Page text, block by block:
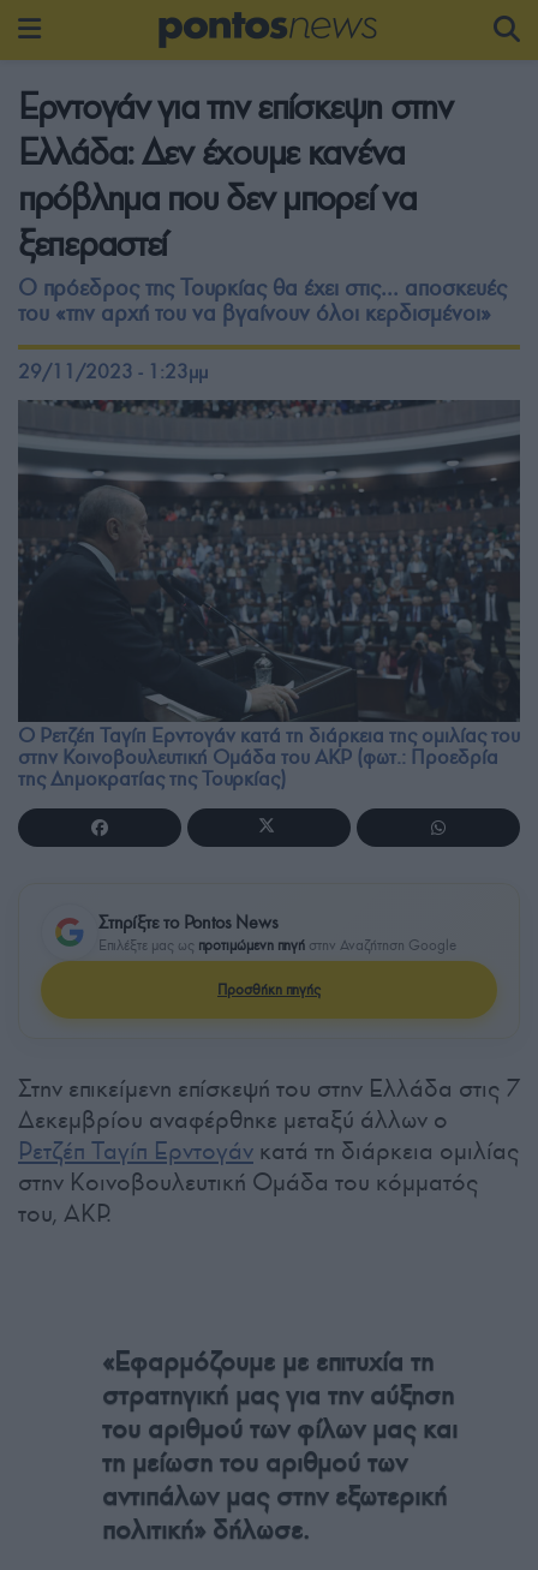
Ερντογάν για την επίσκεψη στην
Ελλάδα: Δεν έχουμε κανένα
πρόβλημα που δεν μπορεί να
ξεπεραστεί
Ο πρόεδρος της Τουρκίας θα έχει στις... αποσκευές
του «την αρχή του να βγαίνουν όλοι κερδισμένοι»
29/11/2023 - 1:23μμ
Ο Ρετζέπ Ταγίπ Ερντογάν κατά τη διάρκεια της ομιλίας του
στην Κοινοβουλευτική Ομάδα του AKP (φωτ.: Προεδρία
της Δημοκρατίας της Τουρκίας)
Στηρίξτε το Pontos News
Επιλέξτε μας ως προτιμώμενη πηγή στην Αναζήτηση Google
Προσθήκη πηγής
Στην επικείμενη επίσκεψή του στην Ελλάδα στις 7
Δεκεμβρίου αναφέρθηκε μεταξύ άλλων ο
Ρετζέπ Ταγίπ Ερντογάν κατά τη διάρκεια ομιλίας
στην Κοινοβουλευτική Ομάδα του κόμματός
του, ΑΚΡ.
«Εφαρμόζουμε με επιτυχία τη
στρατηγική μας για την αύξηση
του αριθμού των φίλων μας και
τη μείωση του αριθμού των
αντιπάλων μας στην εξωτερική
πολιτική» δήλωσε.